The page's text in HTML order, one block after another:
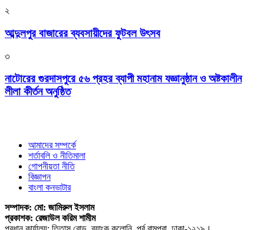
২
আব্দুলপুর বাজারের ব্যবসায়ীদের ফুটবল উৎসব
৩
নাটোরের গুরদাসপুরে ৫৬ প্রহর ব্যাপী মহানাম যজ্ঞানুষ্ঠান ও অষ্টকালীন
লীলা কীর্তন অনুষ্ঠিত
আমাদের সম্পর্কে
শর্তাবলি ও নীতিমালা
গোপনীয়তা নীতি
বিজ্ঞাপন
বাংলা কনভাটার
সম্পাদক: মো: জামিরুল ইসলাম
প্রকাশক: রেজাউল করিম শামীম